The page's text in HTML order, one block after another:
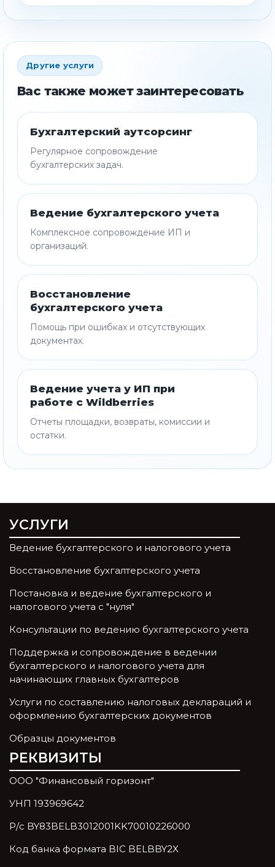
Другие услуги
Вас также может заинтересовать
Бухгалтерский аутсорсинг
Регулярное сопровождение
бухгалтерских задач.
Ведение бухгалтерского учета
Комплексное сопровождение ИП и
организаций.
Восстановление
бухгалтерского учета
Помощь при ошибках и отсутствующих
документах.
Ведение учета у ИП при
работе с Wildberries
Отчеты площадки, возвраты, комиссии и
остатки.
УСЛУГИ
Ведение бухгалтерского и налогового учета
Восстановление бухгалтерского учета
Постановка и ведение бухгалтерского и
налогового учета с "нуля"
Консультации по ведению бухгалтерского учета
Поддержка и сопровождение в ведении
бухгалтерского и налогового учета для
начинающих главных бухгалтеров
Услуги по составлению налоговых деклараций и
оформлению бухгалтерских документов
Образцы документов
РЕКВИЗИТЫ
ООО "Финансовый горизонт"
УНП 193969642
Р/с BY83BELB3012001KK70010226000
Код банка формата BIC BELBBY2X